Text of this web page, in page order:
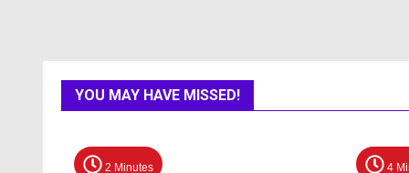
YOU MAY HAVE MISSED!
2 Minutes 4